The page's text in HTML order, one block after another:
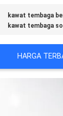
kawat tembaga
kawat tembaga
HARGA